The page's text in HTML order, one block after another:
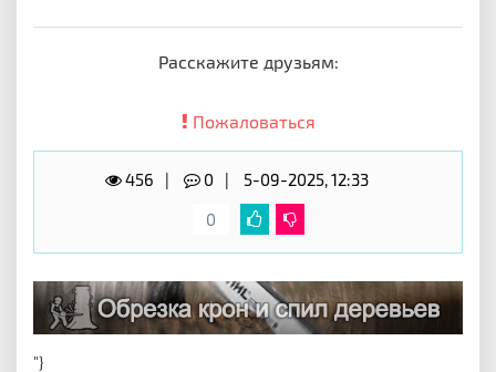
Расскажите друзьям:
Пожаловаться
456 0
5-09-2025, 12:33
0
"}